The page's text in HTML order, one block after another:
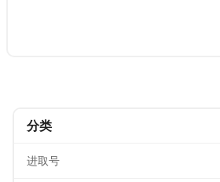
分类
进取号